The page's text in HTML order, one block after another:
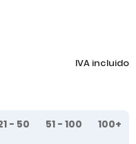
IVA incluido
- 50 51 - 100
100+